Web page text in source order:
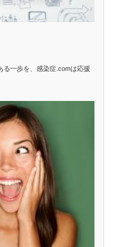
る一歩を、感染症.comは応援